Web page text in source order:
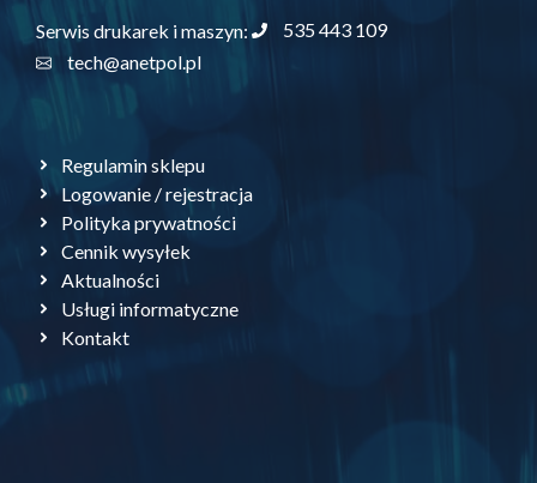
Serwis drukarek i maszyn:
535 443 109
tech@anetpol.pl
Regulamin sklepu
Logowanie / rejestracja
Polityka prywatności
Cennik wysyłek
Aktualności
Usługi informatyczne
Kontakt